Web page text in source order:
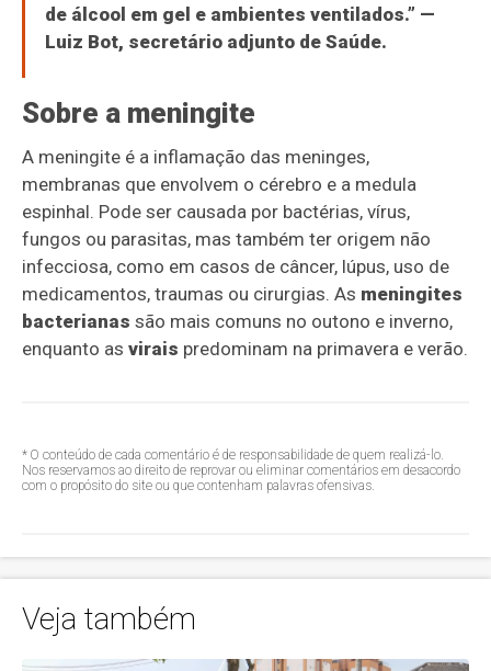
de álcool em gel e ambientes ventilados.” —
Luiz Bot, secretário adjunto de Saúde.
Sobre a meningite
A meningite é a inflamação das meninges,
membranas que envolvem o cérebro e a medula
espinhal. Pode ser causada por bactérias, vírus,
fungos ou parasitas, mas também ter origem não
infecciosa, como em casos de câncer, lúpus, uso de
medicamentos, traumas ou cirurgias. As meningites
bacterianas são mais comuns no outono e inverno,
enquanto asvirais predominam na primavera e verão.
* O conteúdo de cada comentário é de responsabilidade de quem realizá-lo.
Nos reservamos ao direito de reprovar ou eliminar comentários em desacordo
com o propósito do site ou que contenham palavras ofensivas.
Veja também